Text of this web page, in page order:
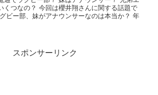
くつなの？ 今回は櫻井翔さんに関する話題で
ビー部、妹がアナウンサーなのは本当か？ 年
スポンサーリンク